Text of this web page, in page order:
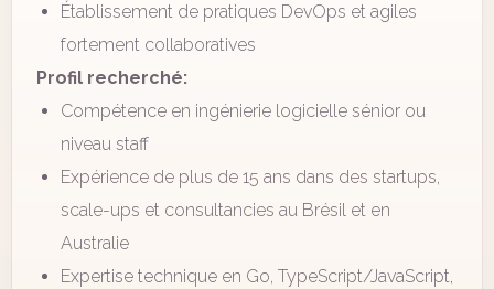
Établissement de pratiques DevOps et agiles
fortement collaboratives
Profil recherché:
Compétence en ingénierie logicielle sénior ou
niveau staff
Expérience de plus de 15 ans dans des startups,
scale-ups et consultancies au Brésil et en
Australie
Expertise technique en Go, TypeScript/JavaScript,